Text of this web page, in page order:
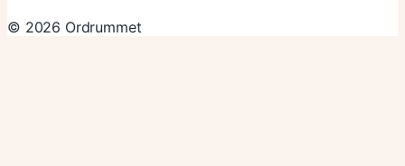
© 2026 Ordrummet